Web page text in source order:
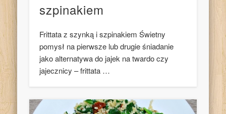
szpinakiem
Frittata z szynką i szpinakiem Świetny
pomysł na pierwsze lub drugie śniadanie
jako alternatywa do jajek na twardo czy
jajecznicy – frittata …